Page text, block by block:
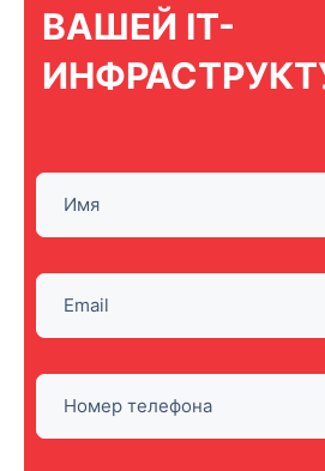
ВАШЕЙ IT-